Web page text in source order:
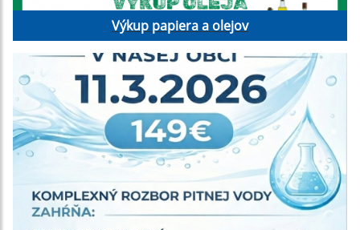
Výkup papiera a olejov